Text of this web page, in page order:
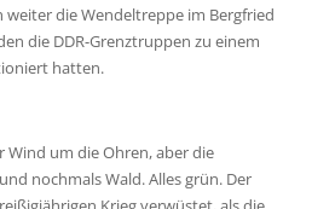
weiter die Wendeltreppe im Bergfried
die DDR-Grenztruppen zu einem
hatten.
Wind um die Ohren, aber die
nochmals Wald. Alles grün. Der